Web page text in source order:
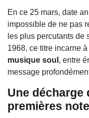
En ce 25 mars, date
impossible de ne pas
les plus percutants de
1968, ce titre incarne
musique soul , entre
message
Une décharge
premières